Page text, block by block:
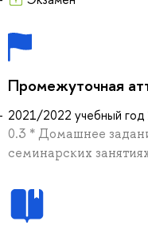
Промежуточная
2021/2022 учебный год
0.3 * Домашнее
семинарских